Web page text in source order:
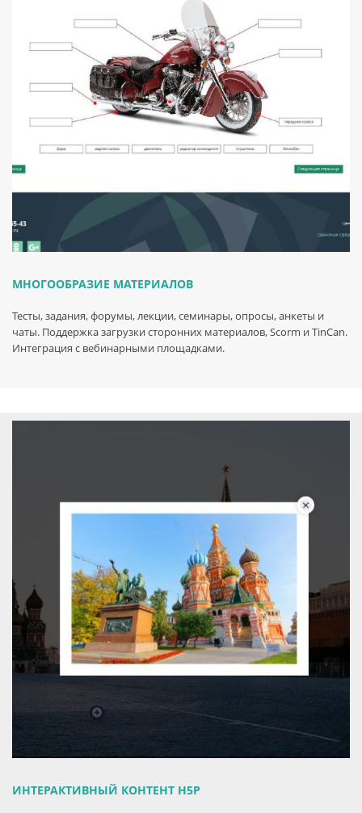
МНОГООБРАЗИЕ МАТЕРИАЛОВ
Тесты, задания, форумы, лекции, семинары, опросы, анкеты и
чаты. Поддержка загрузки сторонних материалов, Scorm и TinCan.
Интеграция с вебинарными площадками.
ИНТЕРАКТИВНЫЙ КОНТЕНТ H5P